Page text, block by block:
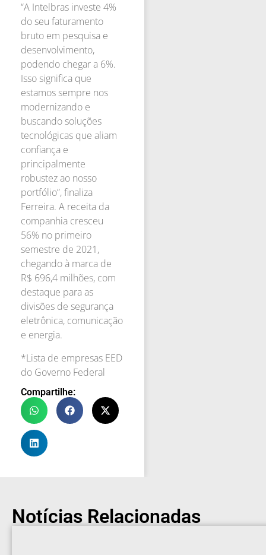
“A Intelbras investe 4%
do seu faturamento
bruto em pesquisa e
desenvolvimento,
podendo chegar a 6%.
Isso significa que
estamos sempre nos
modernizando e
buscando soluções
tecnológicas que aliam
confiança e
principalmente
robustez ao nosso
portfólio”, finaliza
Ferreira. A receita da
companhia cresceu
56% no primeiro
semestre de 2021,
chegando à marca de
R$ 696,4 milhões, com
destaque para as
divisões de segurança
eletrônica, comunicação
e energia.
*Lista de empresas EED
do Governo Federal
Compartilhe:
Notícias Relacionadas